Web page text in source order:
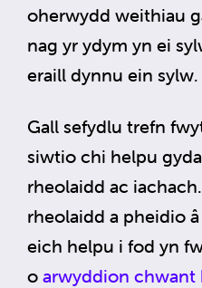
oherwydd weithiau
nag yr ydym yn ei
eraill dynnu ein sylw.
Gall sefydlu trefn
siwtio chi helpu
rheolaidd ac
rheolaidd a pheidio
eich helpu i fod yn
o arwyddion chwant